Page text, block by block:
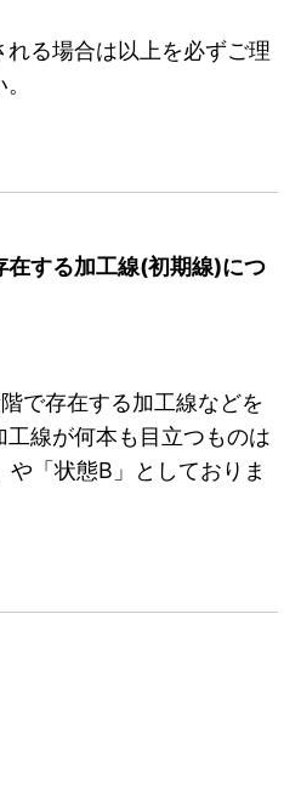
る場合は以上を必ずご理
在する加工線(初期線)につ
で存在する加工線などを
線が何本も目立つものは
「状態B」としておりま